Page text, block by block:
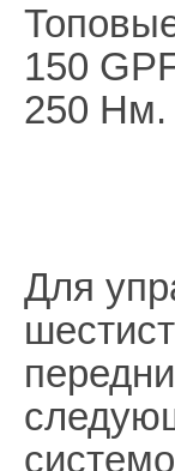
150
250 Нм.
Для